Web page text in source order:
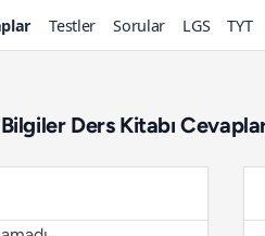
Testler Sorular LGS TYT
Ders Kitabı